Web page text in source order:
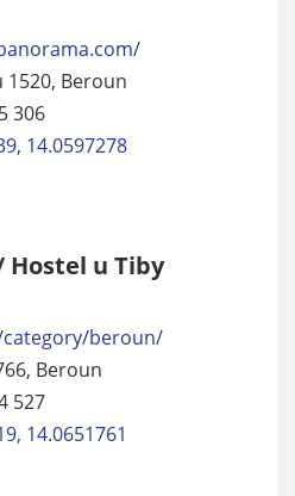
1520, Beroun
306
14.0597278
Hostel u Tiby
beroun/
Beroun
527
14.0651761